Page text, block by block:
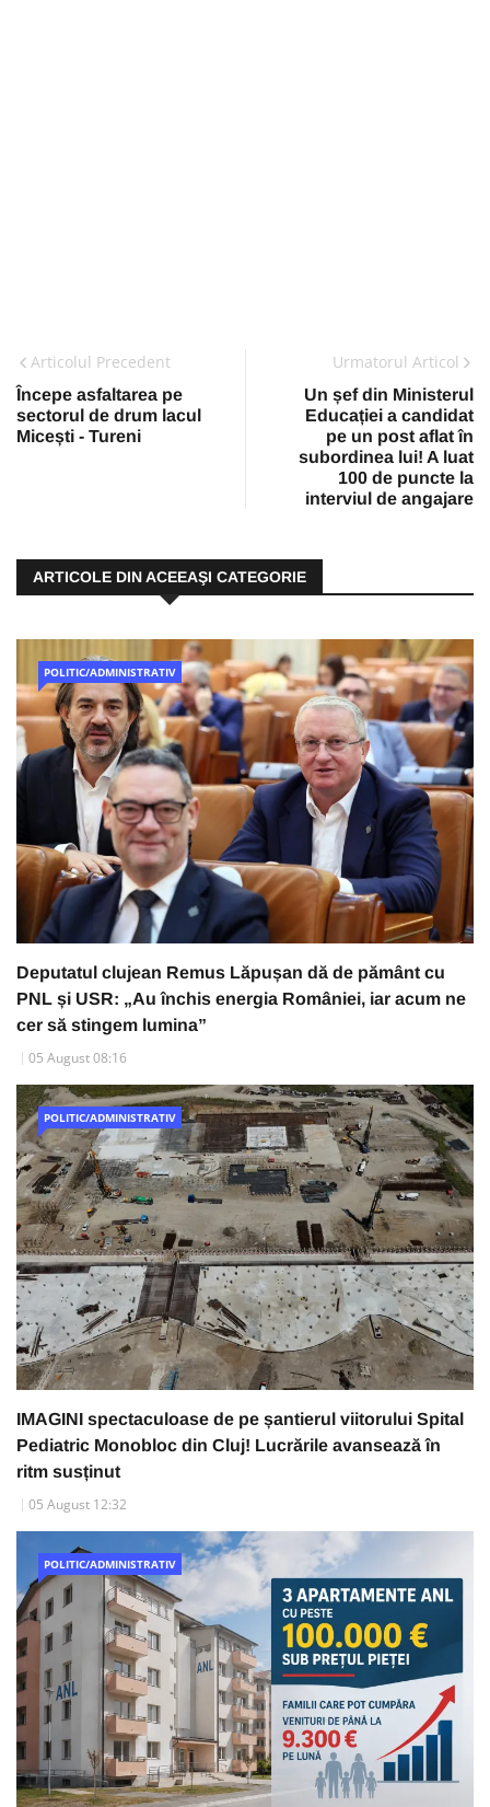
Articolul Precedent
Începe asfaltarea pe
sectorul de drum lacul
Micești - Tureni
Urmatorul Articol
Un șef din Ministerul
Educației a candidat
pe un post aflat în
subordinea lui! A luat
100 de puncte la
interviul de angajare
ARTICOLE DIN ACEEAŞI CATEGORIE
POLITIC/ADMINISTRATIV
Deputatul clujean Remus Lăpușan dă de pământ cu
PNL și USR: „Au închis energia României, iar acum ne
cer să stingem lumina”
05 August 08:16
POLITIC/ADMINISTRATIV
IMAGINI spectaculoase de pe șantierul viitorului Spital
Pediatric Monobloc din Cluj! Lucrările avansează în
ritm susținut
05 August 12:32
POLITIC/ADMINISTRATIV